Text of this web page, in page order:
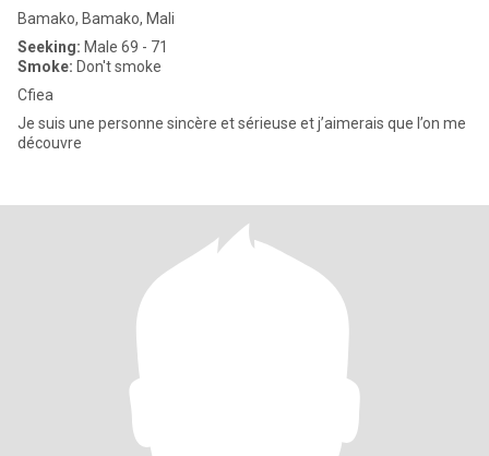
Bamako, Bamako, Mali
Seeking: Male 69 - 71
Smoke: Don't smoke
Cfiea
Je suis une personne sincère et sérieuse et j’aimerais que l’on me
découvre